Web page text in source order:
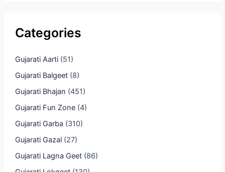
Categories
Gujarati Aarti(51)
Gujarati Balgeet(8)
Gujarati Bhajan (451)
Gujarati Fun Zone(4)
Gujarati Garba (310)
Gujarati Gazal(27)
Gujarati Lagna Geet(86)